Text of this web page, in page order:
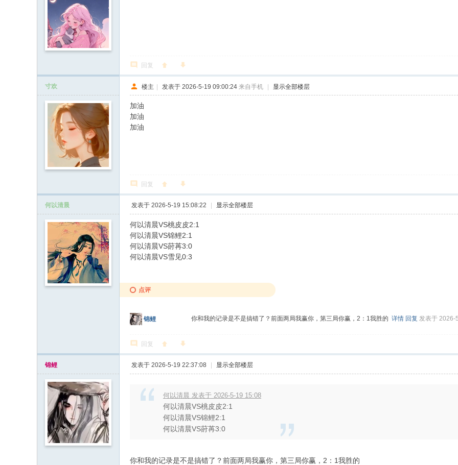
回复
寸欢 楼主 | 发表于 2026-5-19 09:00:24 来自手机 | 显示全部楼层
加油
加油
加油
回复
何以清晨 发表于 2026-5-19 15:08:22 显示全部楼层
何以清晨VS桃皮皮2:1
何以清晨VS锦鲤2:1
何以清晨VS莳苒3:0
何以清晨VS雪见0:3
点评
锦鲤 你和我的记录是不是搞错了？前面两局我赢你，第三局你赢，2：1我胜的 详情 回复 发表于 2026-
回复
锦鲤 发表于 2026-5-19 22:37:08 显示全部楼层
何以清晨 发表于 2026-5-19 15:08
何以清晨VS桃皮皮2:1
何以清晨VS锦鲤2:1
何以清晨VS莳苒3:0
你和我的记录是不是搞错了？前面两局我赢你，第三局你赢，2：1我胜的